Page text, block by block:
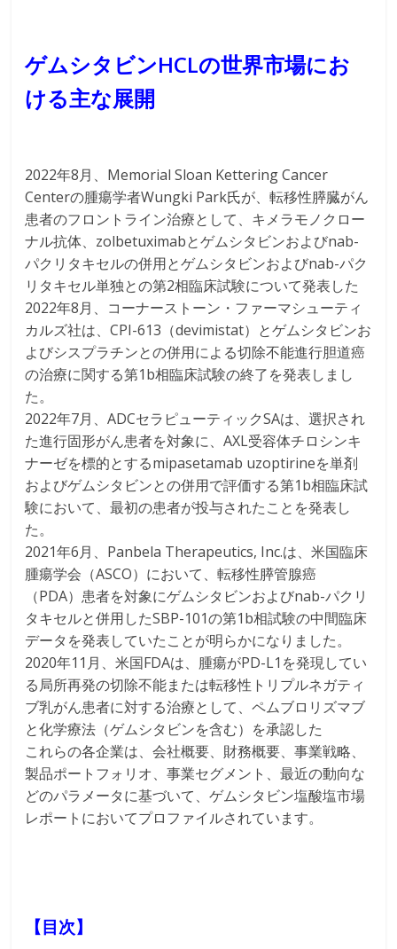
ゲムシタビンHCLの世界市場にお
ける主な展開
2022年8月、Memorial Sloan Kettering Cancer
Centerの腫瘍学者Wungki Park氏が、転移性膵臓がん
患者のフロントライン治療として、キメラモノクロー
ナル抗体、zolbetuximabとゲムシタビンおよびnab-
パクリタキセルの併用とゲムシタビンおよびnab-パク
リタキセル単独との第2相臨床試験について発表した
2022年8月、コーナーストーン・ファーマシューティ
カルズ社は、CPI-613（devimistat）とゲムシタビンお
よびシスプラチンとの併用による切除不能進行胆道癌
の治療に関する第1b相臨床試験の終了を発表しまし
た。
2022年7月、ADCセラピューティックSAは、選択され
た進行固形がん患者を対象に、AXL受容体チロシンキ
ナーゼを標的とするmipasetamab uzoptirineを単剤
およびゲムシタビンとの併用で評価する第1b相臨床試
験において、最初の患者が投与されたことを発表し
た。
2021年6月、Panbela Therapeutics, Inc.は、米国臨床
腫瘍学会（ASCO）において、転移性膵管腺癌
（PDA）患者を対象にゲムシタビンおよびnab-パクリ
タキセルと併用したSBP-101の第1b相試験の中間臨床
データを発表していたことが明らかになりました。
2020年11月、米国FDAは、腫瘍がPD-L1を発現してい
る局所再発の切除不能または転移性トリプルネガティ
ブ乳がん患者に対する治療として、ペムブロリズマブ
と化学療法（ゲムシタビンを含む）を承認した
これらの各企業は、会社概要、財務概要、事業戦略、
製品ポートフォリオ、事業セグメント、最近の動向な
どのパラメータに基づいて、ゲムシタビン塩酸塩市場
レポートにおいてプロファイルされています。
【目次】